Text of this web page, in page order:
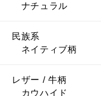
ナチュラル
民族系
ネイティブ柄
レザー / 牛柄
カウハイド